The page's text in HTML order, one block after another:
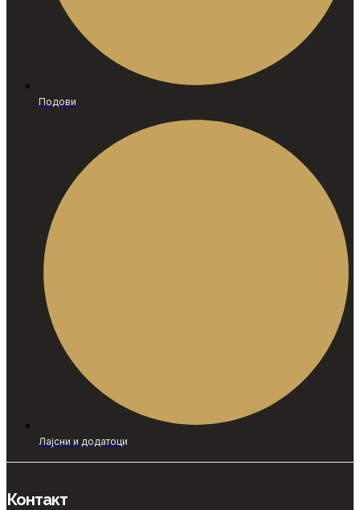
Подови
Лајсни и додатоци
Контакт